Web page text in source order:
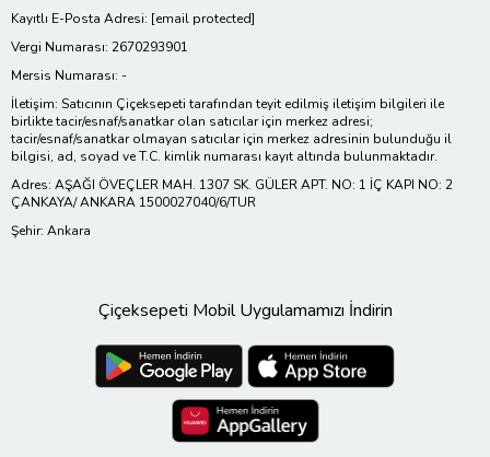
Kayıtlı E-Posta Adresi: [email protected]
Vergi Numarası: 2670293901
Mersis Numarası: -
İletişim: Satıcının Çiçeksepeti tarafından teyit edilmiş iletişim bilgileri ile
birlikte tacir/esnaf/sanatkar olan satıcılar için merkez adresi;
tacir/esnaf/sanatkar olmayan satıcılar için merkez adresinin bulunduğu il
bilgisi, ad, soyad ve T.C. kimlik numarası kayıt altında bulunmaktadır.
Adres: AŞAĞI ÖVEÇLER MAH. 1307 SK. GÜLER APT. NO: 1 İÇ KAPI NO: 2
ÇANKAYA/ ANKARA 1500027040/6/TUR
Şehir: Ankara
Çiçeksepeti Mobil Uygulamamızı İndirin